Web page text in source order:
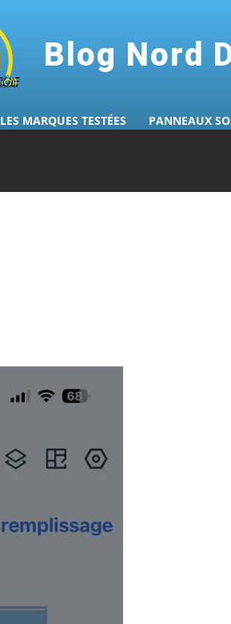
Blog Nord
LES MARQUES TESTÉES PANNEAUX